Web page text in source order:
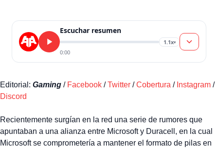
Escuchar resumen
1.1x▾
0:00
Editorial: Gaming / Facebook /Twitter /Cobertura / Instagram /
Discord
Recientemente surgían en la red una serie de rumores que
apuntaban a una alianza entre Microsoft y Duracell, en la cual
Microsoft se comprometería a mantener el formato de pilas en